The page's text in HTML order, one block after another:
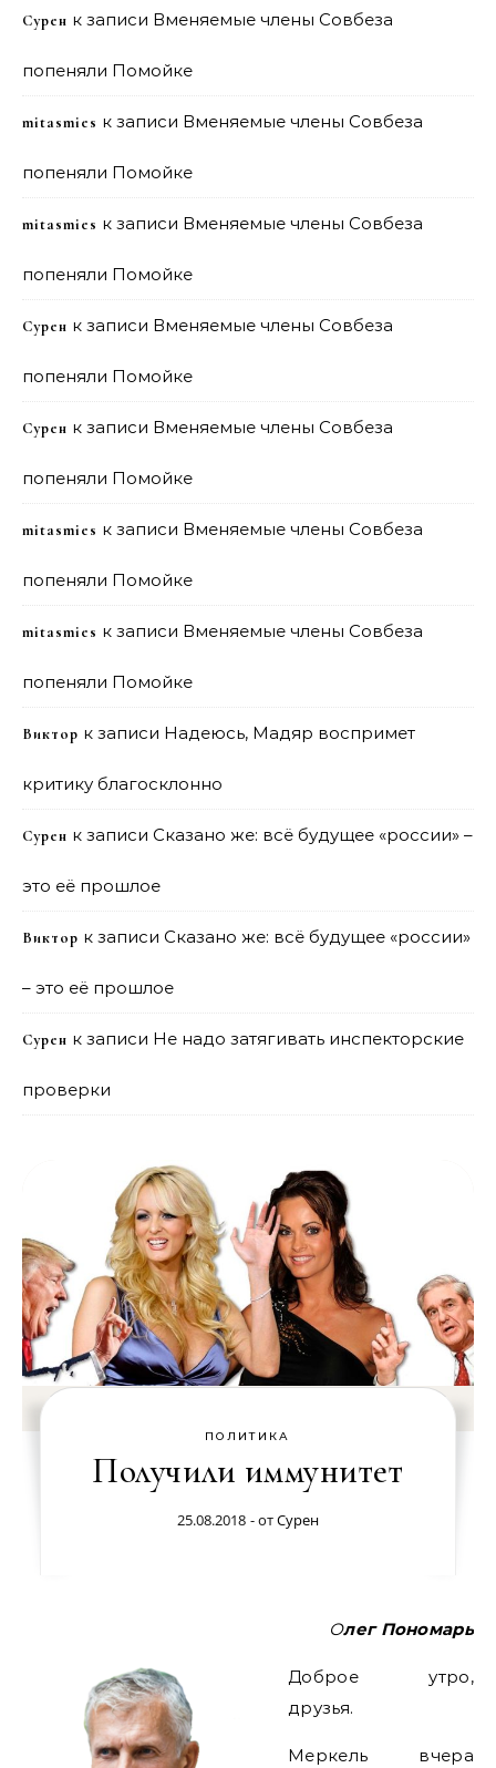
Сурен к записи Вменяемые члены Совбеза
попеняли Помойке
mitasmies к записи Вменяемые члены Совбеза
попеняли Помойке
mitasmies к записи Вменяемые члены Совбеза
попеняли Помойке
Сурен к записи Вменяемые члены Совбеза
попеняли Помойке
Сурен к записи Вменяемые члены Совбеза
попеняли Помойке
mitasmies к записи Вменяемые члены Совбеза
попеняли Помойке
mitasmies к записи Вменяемые члены Совбеза
попеняли Помойке
Виктор к записи Надеюсь, Мадяр воспримет
критику благосклонно
Сурен к записи Сказано же: всё будущее «россии» –
это её прошлое
Виктор к записи Сказано же: всё будущее «россии»
– это её прошлое
Сурен к записи Не надо затягивать инспекторские
проверки
ПОЛИТИКА
Получили иммунитет
25.08.2018 - отСурен
Олег Пономарь
Доброе утро,
друзья.
Меркель вчера